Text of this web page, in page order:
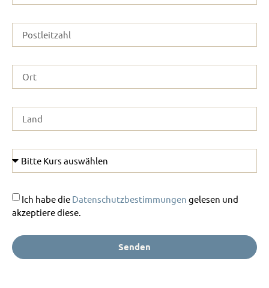
Ich habe die Datenschutzbestimmungen gelesen und
akzeptiere diese.
Senden